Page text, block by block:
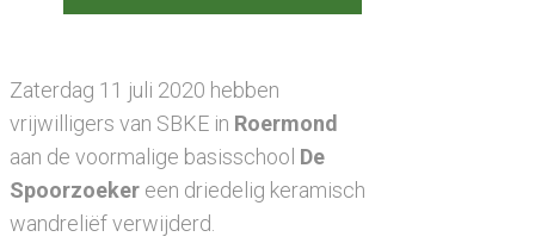
Zaterdag 11 juli 2020 hebben
vrijwilligers van SBKE in Roermond
aan de voormalige basisschool De
Spoorzoeker een driedelig keramisch
wandreliëf verwijderd.